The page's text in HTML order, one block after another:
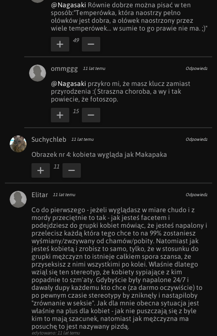
@Nagasaki Równie dobrze można pisać w ten
sposób:"Temperówka, która naostrzy pełno
ołówków jest dobra, a ołówek naostrzony przez
wiele temperówek... w sumie to go prawie nie ma. ;)"
49
ommggg 11 lat temu Odpowiedz
@Nagasaki przykro mi, że masz klucz zamiast
przyrodzenia :( Straszna choroba, a wy i tak
powiecie, że fotoszop.
15
Suchychleb 11 lat temu Odpowiedz
Obrazek nr 4: kobieta wygląda jak Makapaka
11
Elitar 11 lat temu Odpowiedz
Co do pierwszego - jeżeli wyglądasz w miare chudo i z
mordy przeciętnie to tak - jak jesteś facetem i
podejdziesz do grupki kobiet mówiąc, że jesteś napalony i
przelecisz każdą która tego chce to na 99% zostaniesz
wyśmiany/zwzywany od chamów/pobity. Natomiast jak
jesteś kobietą i zrobisz to samo, tylko, że w stosunku do
grupki mężczyzn to istnieje całkiem spora szansa, że
przyseksisz z nimi wszystkimi po kolei. Właśnie dlatego
wziął się ten stereotyp, że kobiety sypiające z kim
popadnie to szm'aty. Gdybyście były napalone 24/7 i
dawały dupy każdemu kto chce (za darmo oczywiście) to
po pewnym czasie stereotypy by zniknęły i nastąpiłoby
"zrównanie w seksie". Jak dla mnie obecna sytuacja jest
właśnie na plus dla kobiet - jak nie puszczają się z byle
kim to mają szacunek, natomiast jak mężczyzna ma
posuchę to jest nazywany pizdą.
edytowano: 11 lat temu